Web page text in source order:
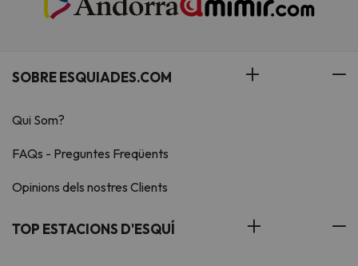
SOBRE ESQUIADES.COM
Qui Som?
FAQs - Preguntes Freqüents
Opinions dels nostres Clients
TOP ESTACIONS D'ESQUÍ